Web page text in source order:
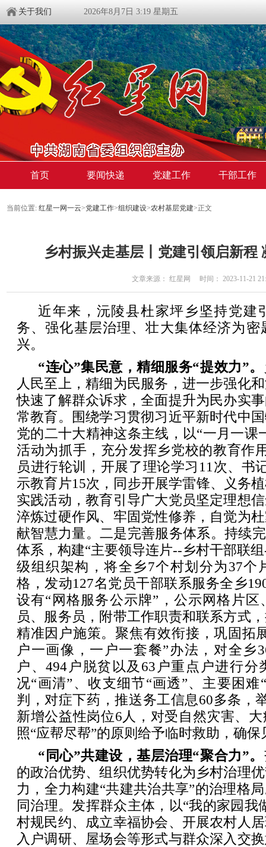
关于我们 2026年8月7日 3:19 星期五
首页 要闻快递 党建工作 干部工作
当前位置: 红星一网一云>党建工作>组织建设>农村基层党建>正文
乡村振兴走基层丨党建引领启新程
文章来源： 红星网 时间： 2023-11-21
近年来，沅陵县杜家坪乡坚持党建
务、强化基层治理、壮大集体经济为密
兴。
“连心”集民意，精细服务“提效力”。
人民至上，精细为民服务，进一步强化
快速了解群众诉求，全面提升为民办实
常教育。围绕学习贯彻习近平新时代中
党的二十大精神这条主线，以“一月一课
活动为抓手，充分发挥乡党校的教育作
员进行轮训，开展了理论学习11次、书
示教育片15次，同步开展学雷锋、义务
实践活动，教育引导广大党员坚定理想
淬炼过硬作风、牢固党性修养，自觉为
献智慧力量。二是完善服务体系。持续
体系，构建“主要领导连片--乡村干部联
级组织架构，将全乡7个村划分为37个
格，发动127名党员干部联系服务全乡
设有“网格服务公示牌”，公示网格片
员、服务员，附带工作职责和联系方式
精准因户施策。聚焦有效衔接，巩固拓
户一画像，一户一套餐”办法，对全乡
户、494户脱贫以及63户重点户进行分
况“画清”、收支细节“画透”、主要困
判，对症下药，推送务工信息60多条，
新增公益性岗位6人，对受自然灾害、
照“应帮尽帮”的原则给予临时救助，确保
“同心”共建设，基层治理“聚合力”。
的政治优势、组织优势转化为乡村治理
力，全力构建“共建共治共享”的治理格
同治理。发挥群众主体，以“我的家园我
村规民约、成立幸福协会、开展农村人
入户调研、屋场会等形式与群众深入交